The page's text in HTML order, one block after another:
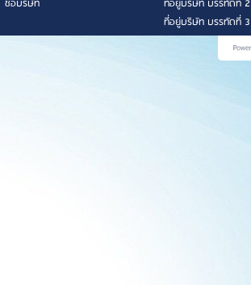
ชื่อบริษัท
ที่อยู่บริษัท บรรทัดที่ 2
ที่อยู่บริษัท บรรทัดที่ 3